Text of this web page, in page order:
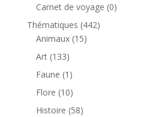
produit
Carnet de voyage 00
Thématiques 442442
Animaux 1515
Art 133133
produits
Faune 1 1
produit
Flore 1010
produits
Histoire 5858